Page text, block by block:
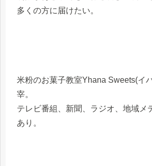
多くの方に届けたい。
米粉のお菓子教室Yhana Sweets(イ
宰。
テレビ番組、新聞、ラジオ、地域メ
あり。